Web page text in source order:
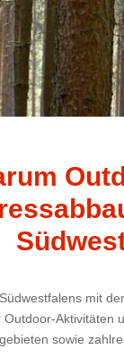
mit
Aktivitäten
sowie